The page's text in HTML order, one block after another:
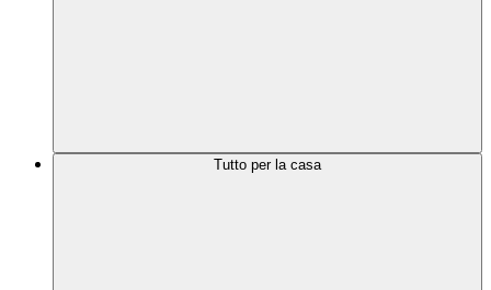
Tutto per la casa